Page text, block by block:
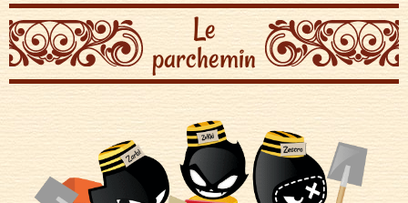
Le
parchemin